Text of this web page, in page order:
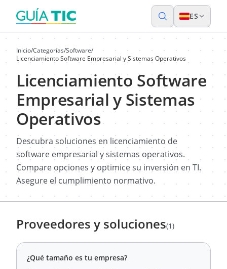
ES
Inicio/Categorías/Software/
Licenciamiento Software Empresarial y Sistemas Operativos
Licenciamiento Software
Empresarial y Sistemas
Operativos
Descubra soluciones en licenciamiento de
software empresarial y sistemas operativos.
Compare opciones y optimice su inversión en TI.
Asegure el cumplimiento normativo.
Proveedores y soluciones(1)
¿Qué tamaño es tu empresa?